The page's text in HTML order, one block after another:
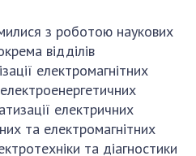
НАН УКРАЇНИ
з роботою наукових
відділів
електромагнітних
електричних
та електромагнітних
та діагностики